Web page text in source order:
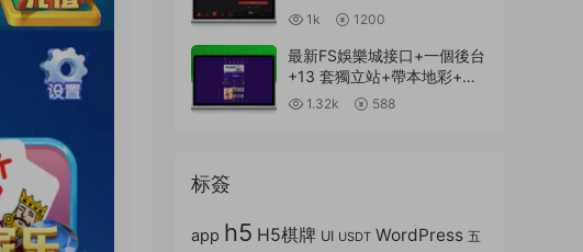
雙端源碼/中英繁三語言+帶
控+帶彩池持倉/完美運行
1k 1200
最新FS娛樂城接口+一個後台
+13 套獨立站+帶本地彩+一
鍵搭建腳本
1.32k 588
标簽
app h5 H5棋牌 UI USDT WordPress 五